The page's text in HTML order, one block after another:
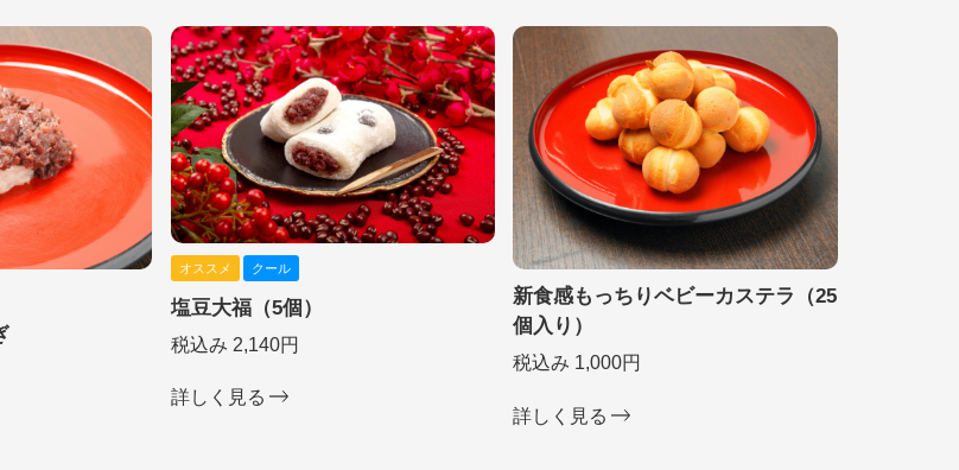
オススメ クール
塩豆大福（5個）
税込み 2,140円
詳しく見る
新食感もっちりベビーカステラ（25
個入り）
税込み 1,000円
詳しく見る